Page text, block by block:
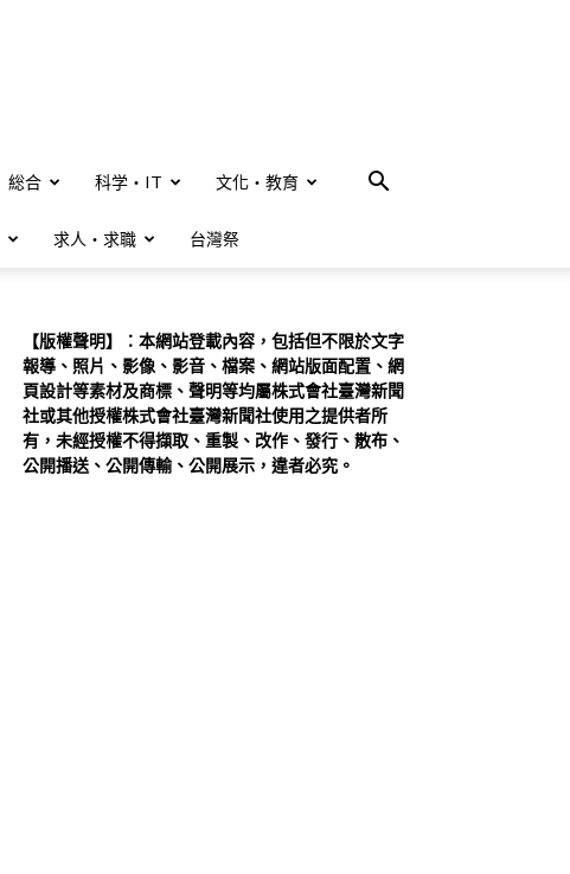
総合 科学・IT 文化・教育
求人・求職 台灣祭
【版權聲明】：本網站登載內容，包括但不限於文字
報導、照片、影像、影音、檔案、網站版面配置、網
頁設計等素材及商標、聲明等均屬株式會社臺灣新聞
社或其他授權株式會社臺灣新聞社使用之提供者所
有，未經授權不得擷取、重製、改作、發行、散布、
公開播送、公開傳輸、公開展示，違者必究。